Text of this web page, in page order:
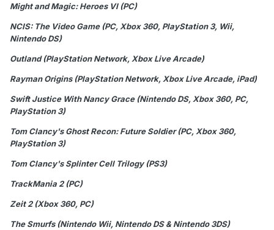
Might and Magic: Heroes VI (PC)
NCIS: The Video Game (PC, Xbox 360, PlayStation 3, Wii,
Nintendo DS)
Outland (PlayStation Network, Xbox Live Arcade)
Rayman Origins (PlayStation Network, Xbox Live Arcade, iPad)
Swift Justice With Nancy Grace (Nintendo DS, Xbox 360, PC,
PlayStation 3)
Tom Clancy's Ghost Recon: Future Soldier (PC, Xbox 360,
PlayStation 3)
Tom Clancy's Splinter Cell Trilogy (PS3)
TrackMania 2 (PC)
Zeit 2 (Xbox 360, PC)
The Smurfs (Nintendo Wii, Nintendo DS & Nintendo 3DS)